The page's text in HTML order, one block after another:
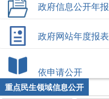
政府信息公开年报
政府网站年度报表
依申请公开
重点民生领域信息公开